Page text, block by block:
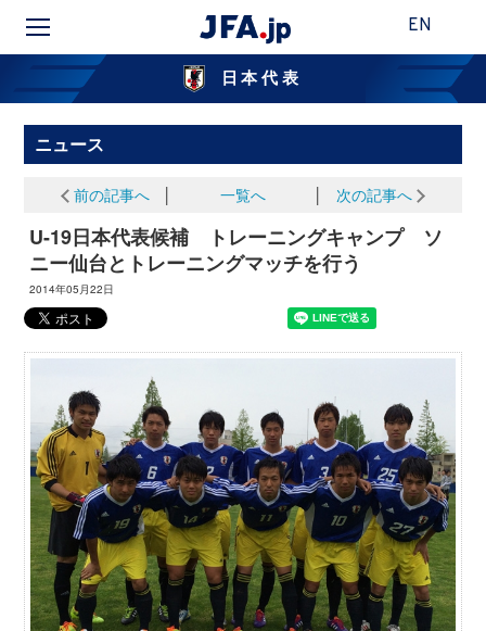
EN
日本代表
ニュース
前の記事へ 一覧へ 次の記事へ
U-19日本代表候補 トレーニングキャンプ ソ
ニー仙台とトレーニングマッチを行う
2014年05月22日